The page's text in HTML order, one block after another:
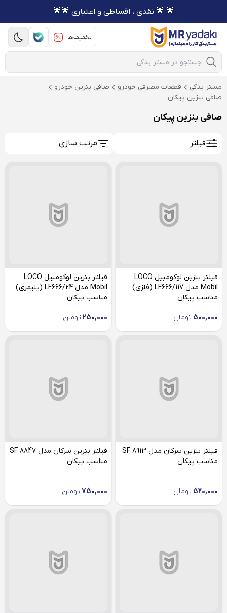
🌟 🌟 نقدی ، اقساطی و اعتباری 🌟🌟
تخفیف‌ها
Mobile Search
مستر یدکی قطعات مصرفی خودرو
صافی بنزین خودرو
صافی بنزین پیکان
صافی بنزین پیکان
فیلتر مرتب سازی
فیلتر بنزین لوکومبیل LOCO
Mobil مدل LF666/117 (فلزی)
مناسب پیکان
500,000 تومان
فیلتر بنزین لوکومبیل LOCO
Mobil مدل LF666/24 (پلیمری)
مناسب پیکان
250,000 تومان
فیلتر بنزین سرکان مدل SF 8913
مناسب پیکان
520,000 تومان
فیلتر بنزین سرکان مدل SF 8847
مناسب پیکان
750,000 تومان